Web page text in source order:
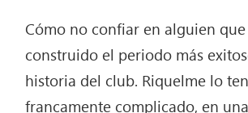
Cómo no confiar en alguien
construido el periodo más
historia del club. Riquelme lo
francamente complicado, en